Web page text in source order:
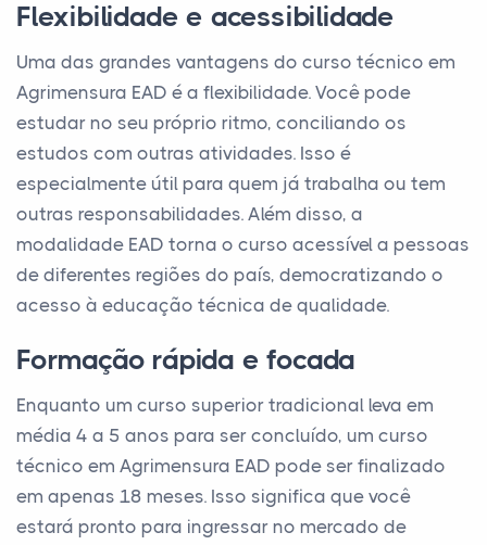
Flexibilidade e acessibilidade
Uma das grandes vantagens do curso técnico em
Agrimensura EAD é a flexibilidade. Você pode
estudar no seu próprio ritmo, conciliando os
estudos com outras atividades. Isso é
especialmente útil para quem já trabalha ou tem
outras responsabilidades. Além disso, a
modalidade EAD torna o curso acessível a pessoas
de diferentes regiões do país, democratizando o
acesso à educação técnica de qualidade.
Formação rápida e focada
Enquanto um curso superior tradicional leva em
média 4 a 5 anos para ser concluído, um curso
técnico em Agrimensura EAD pode ser finalizado
em apenas 18 meses. Isso significa que você
estará pronto para ingressar no mercado de